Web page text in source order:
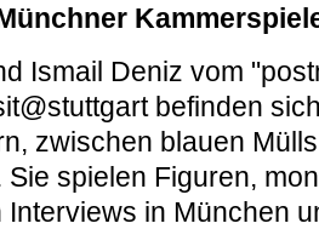
Ismail Deniz vom
befinden
zwischen blauen
spielen Figuren,
Interviews in München